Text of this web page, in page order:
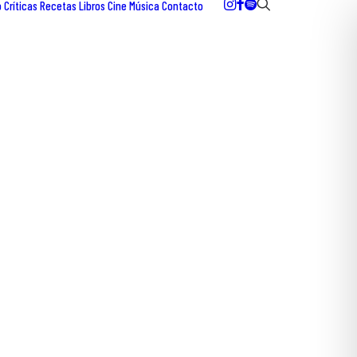
Críticas Recetas Libros CineMúsicaContacto